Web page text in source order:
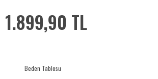
1.899,90 TL
Beden Tablosu